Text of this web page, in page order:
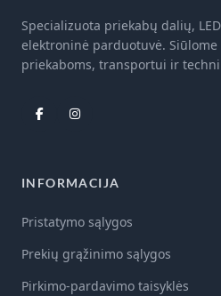
Specializuota priekabų dalių,
elektroninė parduotuvė.
priekaboms, transportui ir
INFORMACIJA
Pristatymo sąlygos
Prekių grąžinimo sąlygos
Pirkimo-pardavimo taisyklės